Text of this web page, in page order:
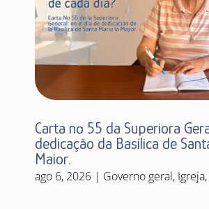
Carta nº 55 da Superiora
dedicação da Basílica de
Maior.
ago 6, 2026| Governo geral, Igreja,